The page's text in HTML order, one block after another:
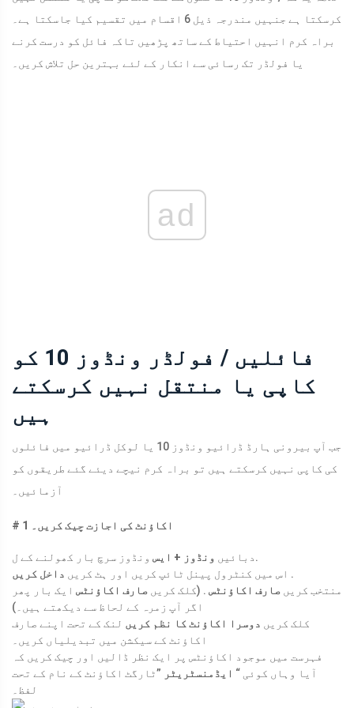
کرسکتا ہے جنہیں مندرجہ ذیل 6 اقسام میں تقسیم کیا جاسکتا ہے۔
براہ کرم انہیں احتیاط کے ساتھ پڑھیں تاکہ فائل کو درست کرنے
یا فولڈر تک رسائی سے انکار کے لئے بہترین حل تلاش کریں۔
ad
فائلیں / فولڈر ونڈوز 10 کو
کاپی یا منتقل نہیں کرسکتے
ہیں
جب آپ بیرونی ہارڈ ڈرائیو ونڈوز 10 یا لوکل ڈرائیو میں فائلوں
کی کاپی نہیں کرسکتے ہیں تو براہ کرم نیچے دیئے گئے طریقوں کو
آزمائیں۔
# 1 اکاؤنٹ کی اجازت چیک کریں۔
دبائیں ونڈوز + ایس
ونڈوز سرچ بار کھولنے کے ل.
اس میں کنٹرول پینل ٹائپ کریں اور ہٹ کریں داخل کریں
.
منتخب کریں صارف اکاؤنٹس . (کلک کریں صارف اکاؤنٹس ایک بار پھر
اگر آپ زمرہ کے لحاظ سے دیکھتے ہیں۔)
کلک کریں دوسرا اکاؤنٹ کا نظم کریں لنک کے تحت اپنے صارف
اکاؤنٹ کے سیکشن میں تبدیلیاں کریں۔
فہرست میں موجود اکاؤنٹس پر ایک نظر ڈالیں اور چیک کریں کہ
آیا وہاں کوئی “ ایڈمنسٹریٹر ”ٹارگٹ اکاؤنٹ کے نام کے تحت
لفظ۔